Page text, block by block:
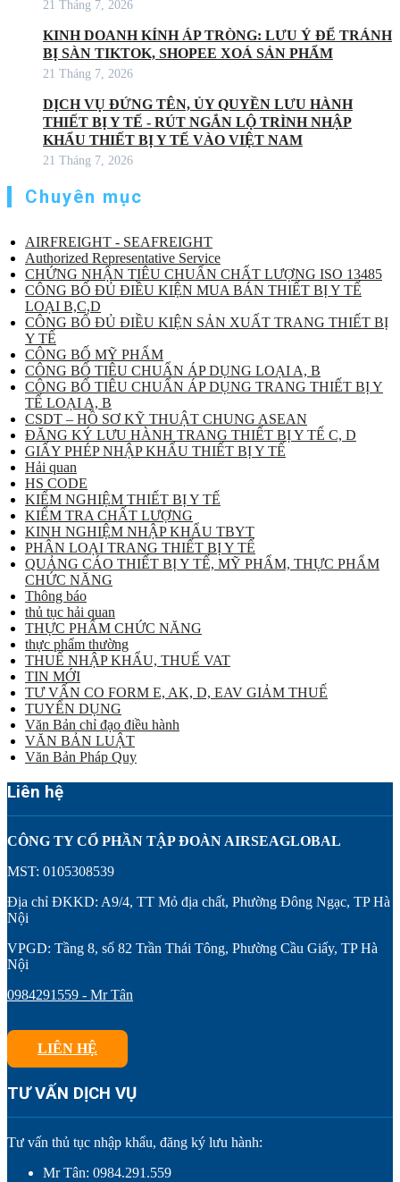
21 Tháng 7, 2026
KINH DOANH KÍNH ÁP TRÒNG: LƯU Ý ĐỂ TRÁNH
BỊ SÀN TIKTOK, SHOPEE XOÁ SẢN PHẨM
21 Tháng 7, 2026
DỊCH VỤ ĐỨNG TÊN, ỦY QUYỀN LƯU HÀNH
THIẾT BỊ Y TẾ - RÚT NGẮN LỘ TRÌNH NHẬP
KHẨU THIẾT BỊ Y TẾ VÀO VIỆT NAM
21 Tháng 7, 2026
Chuyên mục
AIRFREIGHT - SEAFREIGHT
Authorized Representative Service
CHỨNG NHẬN TIÊU CHUẨN CHẤT LƯỢNG ISO 13485
CÔNG BỐ ĐỦ ĐIỀU KIỆN MUA BÁN THIẾT BỊ Y TẾ
LOẠI B,C,D
CÔNG BỐ ĐỦ ĐIỀU KIỆN SẢN XUẤT TRANG THIẾT BỊ
Y TẾ
CÔNG BỐ MỸ PHẨM
CÔNG BỐ TIÊU CHUẨN ÁP DỤNG LOẠI A, B
CÔNG BỐ TIÊU CHUẨN ÁP DỤNG TRANG THIẾT BỊ Y
TẾ LOẠI A, B
CSDT – HỒ SƠ KỸ THUẬT CHUNG ASEAN
ĐĂNG KÝ LƯU HÀNH TRANG THIẾT BỊ Y TẾ C, D
GIẤY PHÉP NHẬP KHẨU THIẾT BỊ Y TẾ
Hải quan
HS CODE
KIỂM NGHIỆM THIẾT BỊ Y TẾ
KIỂM TRA CHẤT LƯỢNG
KINH NGHIỆM NHẬP KHẨU TBYT
PHÂN LOẠI TRANG THIẾT BỊ Y TẾ
QUẢNG CÁO THIẾT BỊ Y TẾ, MỸ PHẨM, THỰC PHẨM
CHỨC NĂNG
Thông báo
thủ tục hải quan
THỰC PHẨM CHỨC NĂNG
thực phẩm thường
THUẾ NHẬP KHẨU, THUẾ VAT
TIN MỚI
TƯ VẤN CO FORM E, AK, D, EAV GIẢM THUẾ
TUYỂN DỤNG
Văn Bản chỉ đạo điều hành
VĂN BẢN LUẬT
Văn Bản Pháp Quy
Liên hệ
CÔNG TY CỔ PHẦN TẬP ĐOÀN AIRSEAGLOBAL
MST: 0105308539
Địa chỉ ĐKKD: A9/4, TT Mỏ địa chất, Phường Đông Ngạc, TP Hà
Nội
VPGD: Tầng 8, số 82 Trần Thái Tông, Phường Cầu Giấy, TP Hà
Nội
0984291559 - Mr Tân
LIÊN HỆ
TƯ VẤN DỊCH VỤ
Tư vấn thủ tục nhập khẩu, đăng ký lưu hành:
Mr Tân: 0984.291.559